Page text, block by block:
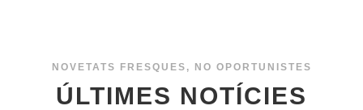
NOVETATS FRESQUES, NO OPORTUNISTES
ÚLTIMES NOTÍCIES